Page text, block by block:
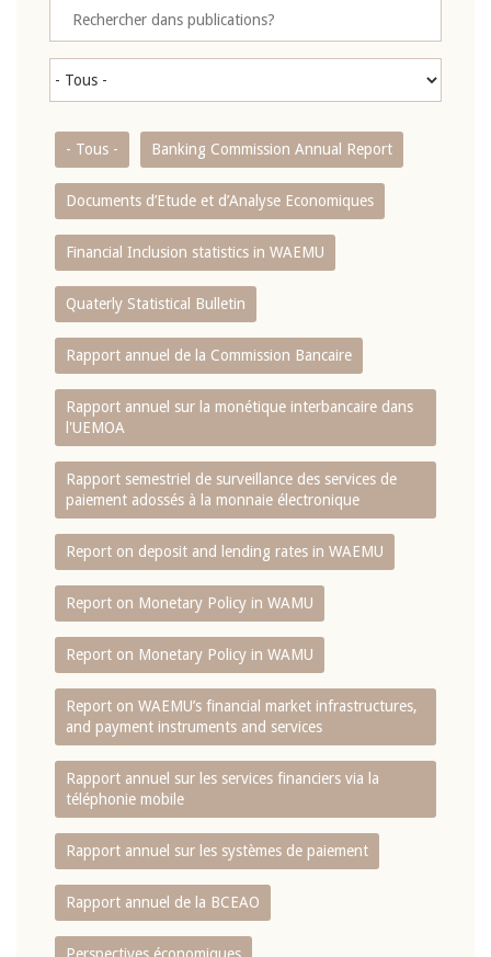
- Tous - Banking Commission Annual Report
Documents d’Etude et d’Analyse Economiques
Financial Inclusion statistics in WAEMU
Quaterly Statistical Bulletin
Rapport annuel de la Commission Bancaire
Rapport annuel sur la monétique interbancaire dans
l'UEMOA
Rapport semestriel de surveillance des services de
paiement adossés à la monnaie électronique
Report on deposit and lending rates in WAEMU
Report on Monetary Policy in WAMU
Report on Monetary Policy in WAMU
Report on WAEMU’s financial market infrastructures,
and payment instruments and services
Rapport annuel sur les services financiers via la
téléphonie mobile
Rapport annuel sur les systèmes de paiement
Rapport annuel de la BCEAO